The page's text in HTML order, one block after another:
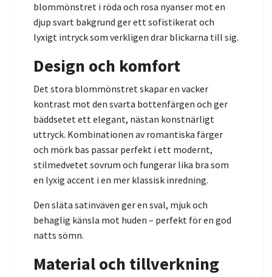
blommönstret i röda och rosa nyanser mot en
djup svart bakgrund ger ett sofistikerat och
lyxigt intryck som verkligen drar blickarna till sig.
Design och komfort
Det stora blommönstret skapar en vacker
kontrast mot den svarta bottenfärgen och ger
bäddsetet ett elegant, nästan konstnärligt
uttryck. Kombinationen av romantiska färger
och mörk bas passar perfekt i ett modernt,
stilmedvetet sovrum och fungerar lika bra som
en lyxig accent i en mer klassisk inredning.
Den släta satinväven ger en sval, mjuk och
behaglig känsla mot huden – perfekt för en god
natts sömn.
Material och tillverkning